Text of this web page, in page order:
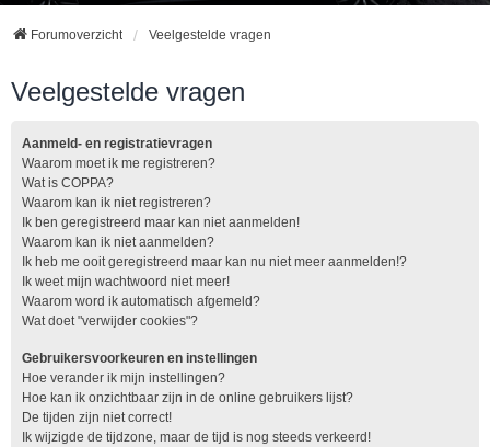
Forumoverzicht Veelgestelde vragen
Veelgestelde vragen
Aanmeld- en registratievragen
Waarom moet ik me registreren?
Wat is COPPA?
Waarom kan ik niet registreren?
Ik ben geregistreerd maar kan niet aanmelden!
Waarom kan ik niet aanmelden?
Ik heb me ooit geregistreerd maar kan nu niet meer aanmelden!?
Ik weet mijn wachtwoord niet meer!
Waarom word ik automatisch afgemeld?
Wat doet "verwijder cookies"?
Gebruikersvoorkeuren en instellingen
Hoe verander ik mijn instellingen?
Hoe kan ik onzichtbaar zijn in de online gebruikers lijst?
De tijden zijn niet correct!
Ik wijzigde de tijdzone, maar de tijd is nog steeds verkeerd!